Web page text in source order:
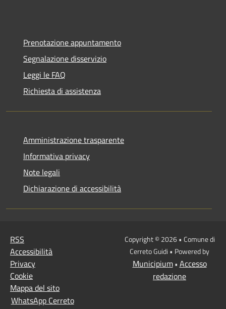
Prenotazione appuntamento
Segnalazione disservizio
Leggi le FAQ
Richiesta di assistenza
Amministrazione trasparente
Informativa privacy
Note legali
Dichiarazione di accessibilità
RSS
Accessibilità
Privacy
Cookie
Mappa del sito
WhatsApp Cerreto
Copyright © 2026 • Comune di
Cerreto Guidi • Powered by
Municipium• Accesso
redazione